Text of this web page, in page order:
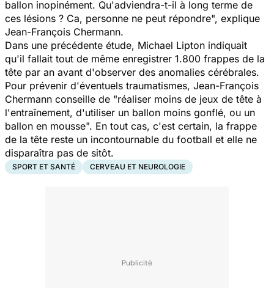
ballon inopinément. Qu'adviendra-t-il à long terme de
ces lésions ? Ca, personne ne peut répondre", explique
Jean-François Chermann.
Dans une précédente étude, Michael Lipton indiquait
qu'il fallait tout de même enregistrer 1.800 frappes de la
tête par an avant d'observer des anomalies cérébrales.
Pour prévenir d'éventuels traumatismes, Jean-François
Chermann conseille de "réaliser moins de jeux de tête à
l'entraînement, d'utiliser un ballon moins gonflé, ou un
ballon en mousse". En tout cas, c'est certain, la frappe
de la tête reste un incontournable du football et elle ne
disparaîtra pas de sitôt.
SPORT ET SANTÉ CERVEAU ET NEUROLOGIE